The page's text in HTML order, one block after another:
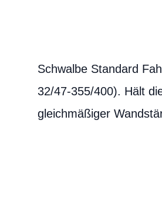
Schwalbe Standard
32/47-355/400). Hält
gleichmäßiger